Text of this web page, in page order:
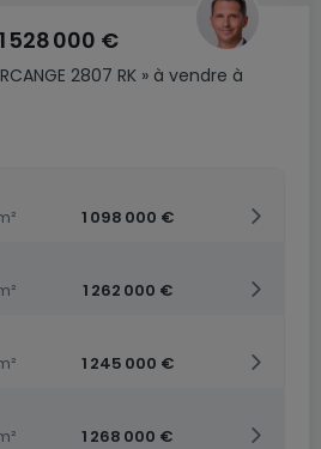
2807 RK » à vendre à
1 528 000 €
1 098 000 €
1 262 000 €
1 245 000 €
1 268 000 €